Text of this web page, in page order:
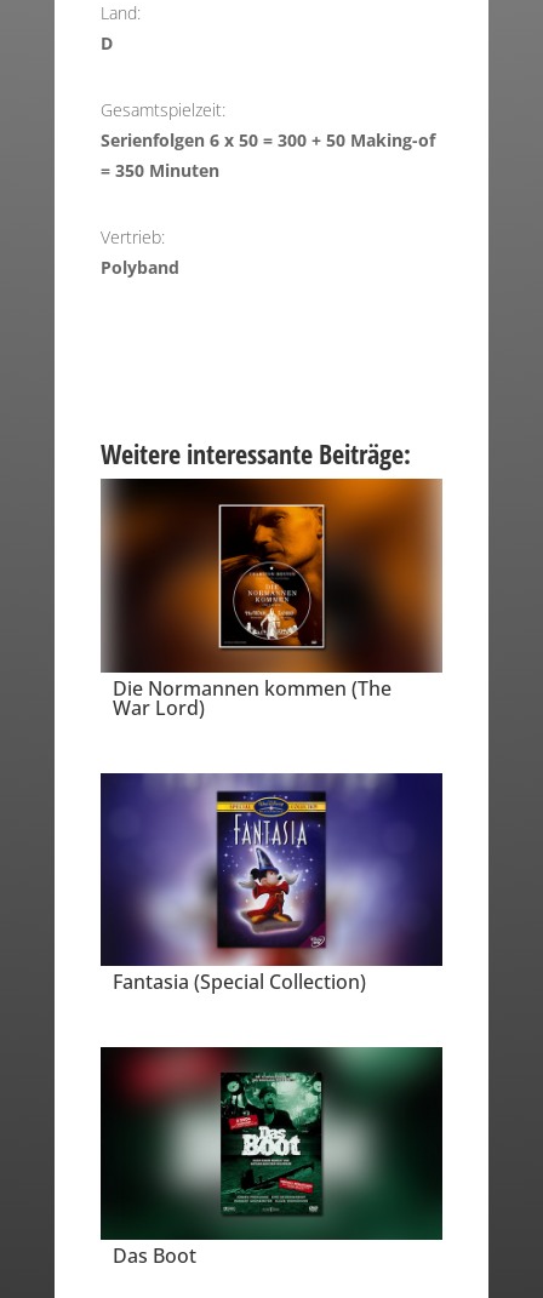
Land:
D
Gesamtspielzeit:
Serienfolgen 6 x 50 = 300 + 50 Making-of
= 350 Minuten
Vertrieb:
Polyband
Weitere interessante Beiträge:
Die Normannen kommen (The
War Lord)
Fantasia (Special Collection)
Das Boot